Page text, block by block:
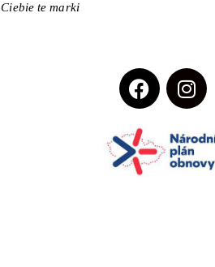
te marki